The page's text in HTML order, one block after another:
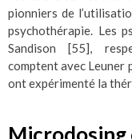
pionniers de
psychothérapie. Les
Sandison[55],
comptent avec Leuner
ont expérimenté la